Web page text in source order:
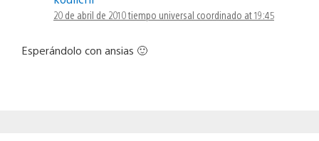
20 de abril de 2010 tiempo universal coordinado at 19:45
Esperándolo con ansias 🙂